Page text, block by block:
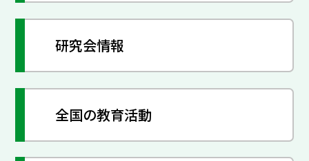
研究会情報
全国の教育活動